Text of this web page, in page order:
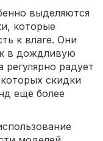
выделяются
которые
к влаге. Они
в дождливую
регулярно радует
скидки
ещё более